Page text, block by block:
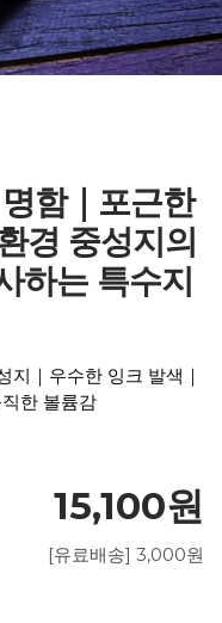
함｜포근한
경 중성지의
하는 특수지
지｜우수한 잉크 발색｜
한 볼륨감
15,100원
[유료배송] 3,000원